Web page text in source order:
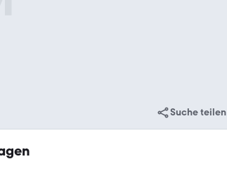
Suche teilen